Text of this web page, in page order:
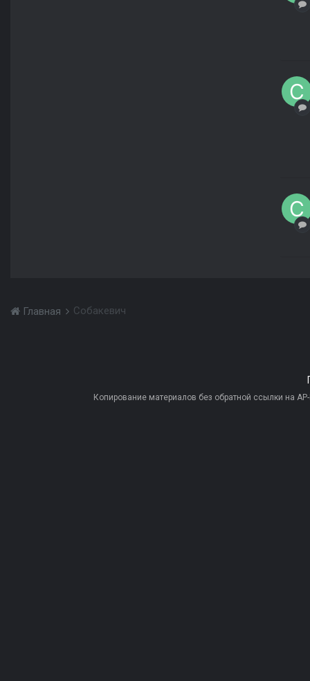
Главная Собакевич
Копирование материалов без обратной ссылки на